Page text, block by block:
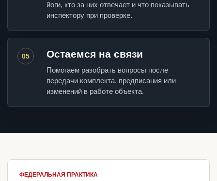
йоги, кто за них отвечает и что показывать
инспектору при проверке.
05 Остаемся на связи
Помогаем разобрать вопросы после
передачи комплекта, предписания или
изменений в работе объекта.
ФЕДЕРАЛЬНАЯ ПРАКТИКА